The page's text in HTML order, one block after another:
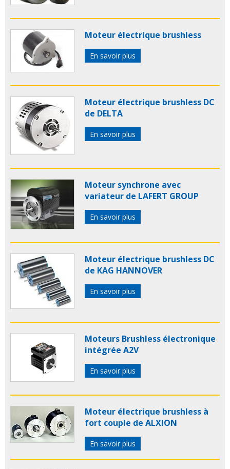
Moteur électrique brushless
En savoir plus
Moteur électrique brushless DC
de DELTA
En savoir plus
Moteur synchrone avec
variateur de LAFERT GROUP
En savoir plus
Moteur électrique brushless DC
de KAG HANNOVER
En savoir plus
Moteurs Brushless électronique
intégrée A2V
En savoir plus
Moteur électrique brushless à
fort couple de ALXION
En savoir plus